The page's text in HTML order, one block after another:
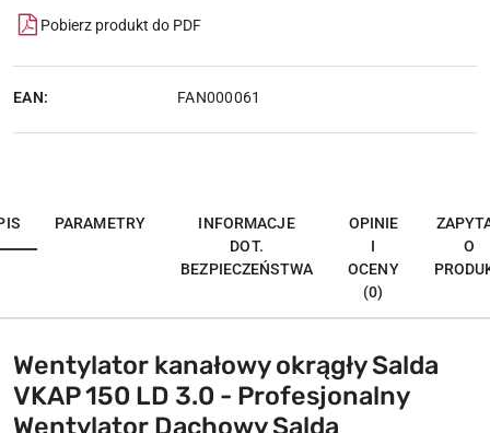
Pobierz produkt do PDF
EAN: FAN000061
PARAMETRY
INFORMACJE
DOT.
BEZPIECZEŃSTWA
OPINIE
I
OCENY
(0)
O
Wentylator kanałowy okrągły Salda
VKAP 150 LD 3.0 - Profesjonalny
Wentylator Dachowy Salda